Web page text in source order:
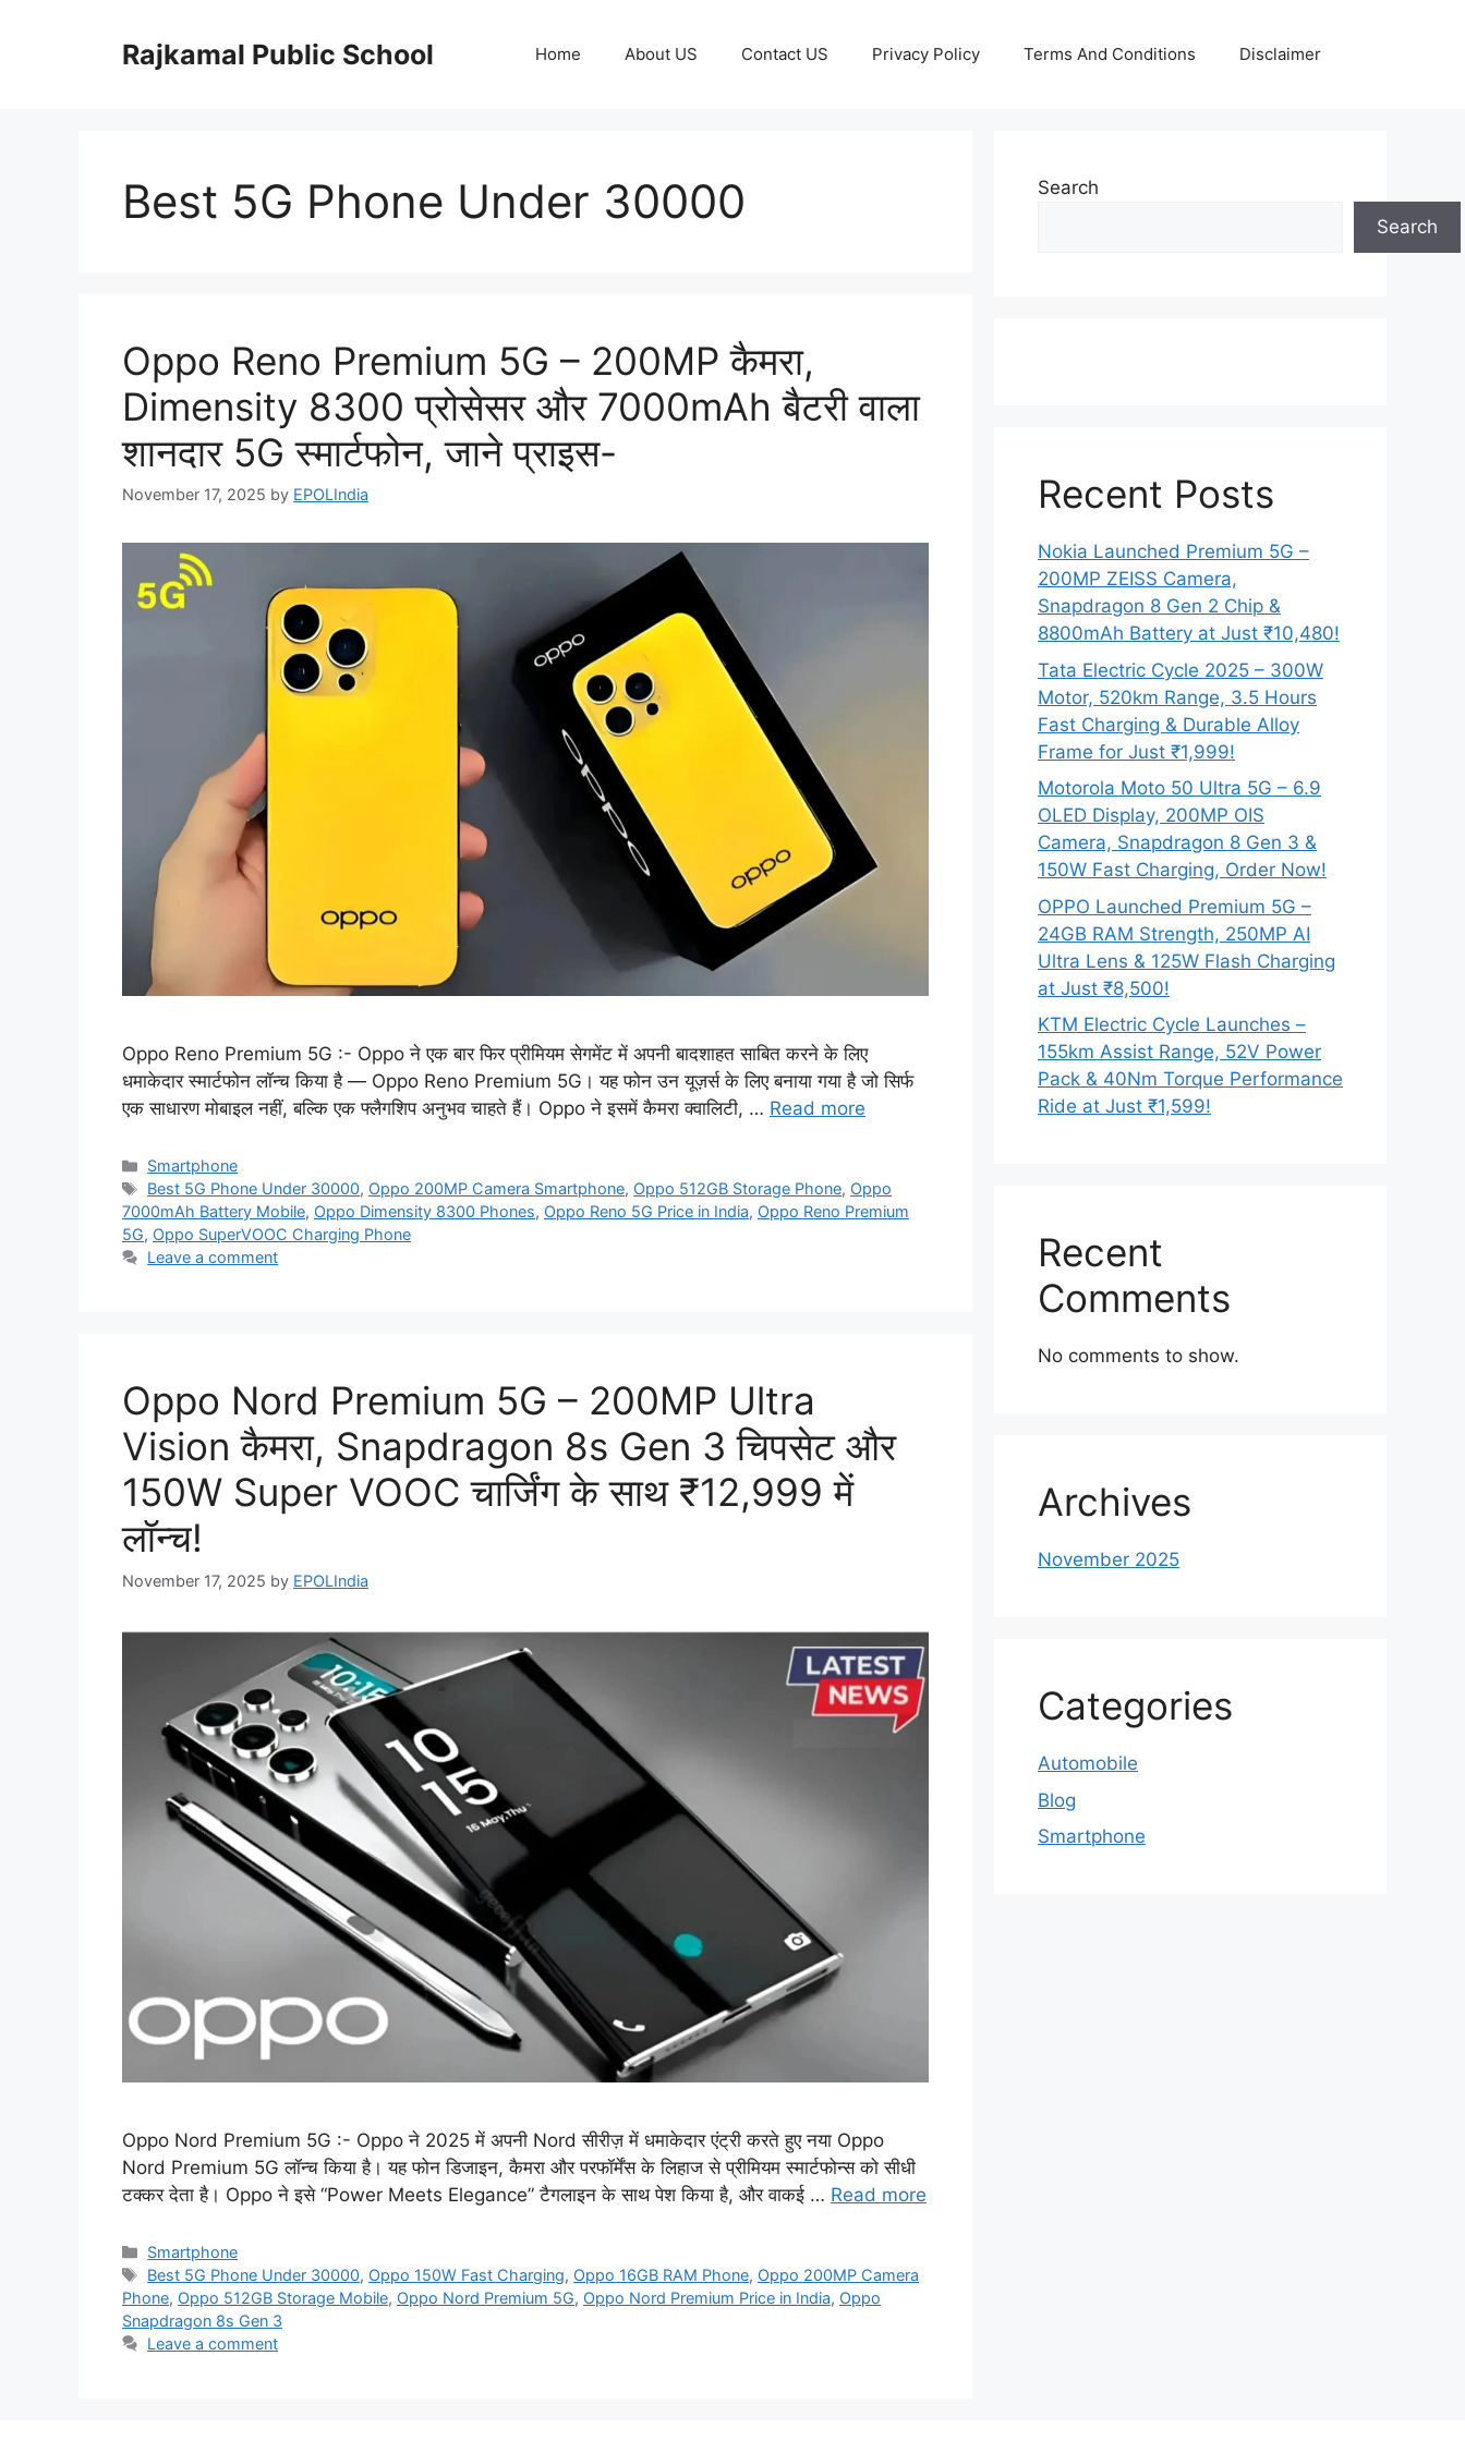
Rajkamal Public School Home About US Contact US Privacy Policy Terms And Conditions Disclaimer
Best 5G Phone Under 30000
Oppo Reno Premium 5G – 200MP कैमरा,
Dimensity 8300 प्रोसेसर और 7000mAh बैटरी वाला
शानदार 5G स्मार्टफोन, जाने प्राइस-
November 17, 2025 by EPOLIndia
Oppo Reno Premium 5G :- Oppo ने एक बार फिर प्रीमियम सेगमेंट में अपनी बादशाहत साबित करने के लिए
धमाकेदार स्मार्टफोन लॉन्च किया है — Oppo Reno Premium 5G। यह फोन उन यूज़र्स के लिए बनाया गया है जो सिर्फ
एक साधारण मोबाइल नहीं, बल्कि एक फ्लैगशिप अनुभव चाहते हैं। Oppo ने इसमें कैमरा क्वालिटी, … Read more
Categories
Smartphone
Tags
Best 5G Phone Under 30000, Oppo 200MP Camera Smartphone, Oppo 512GB Storage Phone, Oppo
7000mAh Battery Mobile, Oppo Dimensity 8300 Phones, Oppo Reno 5G Price in India, Oppo Reno Premium
5G, Oppo SuperVOOC Charging Phone
Leave a comment
Oppo Nord Premium 5G – 200MP Ultra
Vision कैमरा, Snapdragon 8s Gen 3 चिपसेट और
150W Super VOOC चार्जिंग के साथ ₹12,999 में
लॉन्च!
November 17, 2025 by EPOLIndia
Oppo Nord Premium 5G :- Oppo ने 2025 में अपनी Nord सीरीज़ में धमाकेदार एंट्री करते हुए नया Oppo
Nord Premium 5G लॉन्च किया है। यह फोन डिजाइन, कैमरा और परफॉर्मेंस के लिहाज से प्रीमियम स्मार्टफोन्स को सीधी
टक्कर देता है। Oppo ने इसे “Power Meets Elegance” टैगलाइन के साथ पेश किया है, और वाकई … Read more
Categories
Smartphone
Tags
Best 5G Phone Under 30000, Oppo 150W Fast Charging, Oppo 16GB RAM Phone, Oppo 200MP Camera
Phone, Oppo 512GB Storage Mobile, Oppo Nord Premium 5G, Oppo Nord Premium Price in India, Oppo
Snapdragon 8s Gen 3
Leave a comment
Search
Search
Recent Posts
Nokia Launched Premium 5G –
200MP ZEISS Camera,
Snapdragon 8 Gen 2 Chip &
8800mAh Battery at Just ₹10,480!
Tata Electric Cycle 2025 – 300W
Motor, 520km Range, 3.5 Hours
Fast Charging & Durable Alloy
Frame for Just ₹1,999!
Motorola Moto 50 Ultra 5G – 6.9
OLED Display, 200MP OIS
Camera, Snapdragon 8 Gen 3 &
150W Fast Charging, Order Now!
OPPO Launched Premium 5G –
24GB RAM Strength, 250MP AI
Ultra Lens & 125W Flash Charging
at Just ₹8,500!
KTM Electric Cycle Launches –
155km Assist Range, 52V Power
Pack & 40Nm Torque Performance
Ride at Just ₹1,599!
Recent
Comments
No comments to show.
Archives
November 2025
Categories
Automobile
Blog
Smartphone